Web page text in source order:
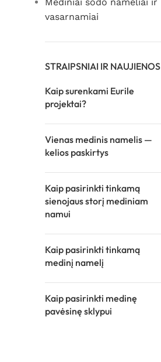
vasarnamiai
STRAIPSNIAI IR NAUJIENOS
Kaip surenkami Eurile
projektai?
Vienas medinis namelis —
kelios paskirtys
Kaip pasirinkti tinkamą
sienojaus storį mediniam
namui
Kaip pasirinkti tinkamą
medinį namelį
Kaip pasirinkti medinę
pavėsinę sklypui